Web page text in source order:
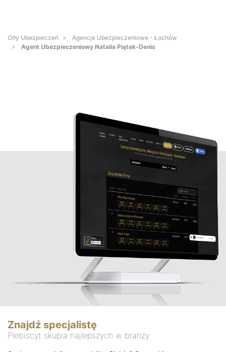
Orły Ubezpieczeń
Agencje Ubezpieczeniowe - Łochów
Agent Ubezpieczeniowy Natalia Piątek-Denis
Znajdź specjalistę
Plebiscyt skupia najlepszych w branży